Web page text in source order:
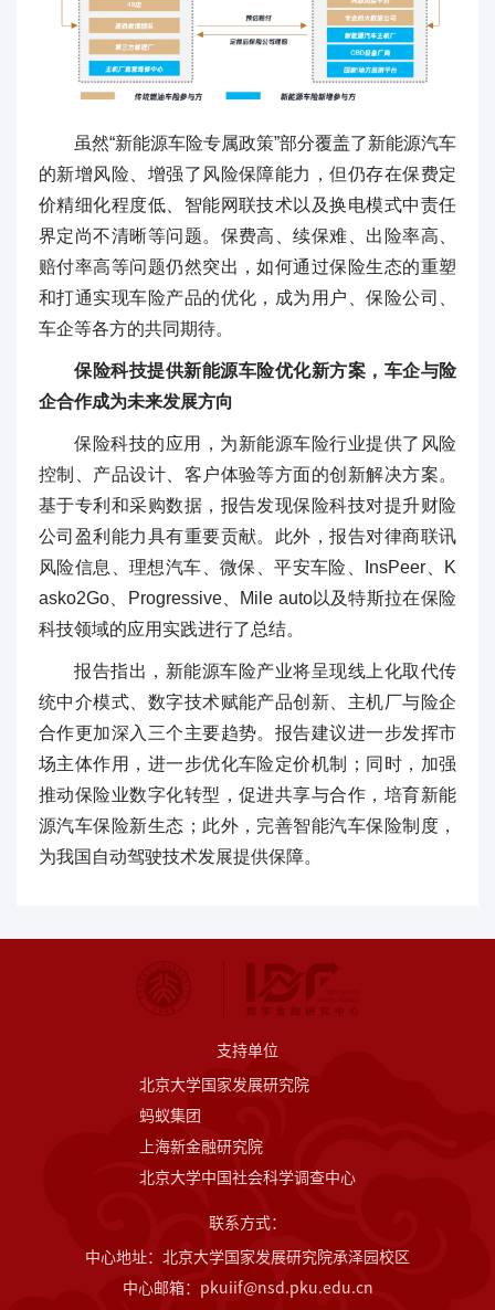
虽然“新能源车险专属政策”部分覆盖了新能源汽车
的新增风险、增强了风险保障能力，但仍存在保费定
价精细化程度低、智能网联技术以及换电模式中责任
界定尚不清晰等问题。保费高、续保难、出险率高、
赔付率高等问题仍然突出，如何通过保险生态的重塑
和打通实现车险产品的优化，成为用户、保险公司、
车企等各方的共同期待。
保险科技提供新能源车险优化新方案，车企与险
企合作成为未来发展方向
保险科技的应用，为新能源车险行业提供了风险
控制、产品设计、客户体验等方面的创新解决方案。
基于专利和采购数据，报告发现保险科技对提升财险
公司盈利能力具有重要贡献。此外，报告对律商联讯
风险信息、理想汽车、微保、平安车险、InsPeer、K
asko2Go、Progressive、Mile auto以及特斯拉在保险
科技领域的应用实践进行了总结。
报告指出，新能源车险产业将呈现线上化取代传
统中介模式、数字技术赋能产品创新、主机厂与险企
合作更加深入三个主要趋势。报告建议进一步发挥市
场主体作用，进一步优化车险定价机制；同时，加强
推动保险业数字化转型，促进共享与合作，培育新能
源汽车保险新生态；此外，完善智能汽车保险制度，
为我国自动驾驶技术发展提供保障。
支持单位
北京大学国家发展研究院
蚂蚁集团
上海新金融研究院
北京大学中国社会科学调查中心
联系方式：
中心地址：北京大学国家发展研究院承泽园校区
中心邮箱：pkuiif@nsd.pku.edu.cn